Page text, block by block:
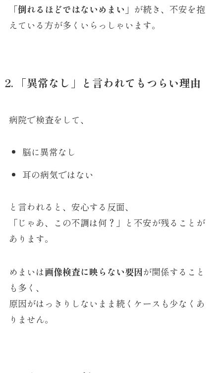
「倒れるほどではないめまい」 が続き、不安を抱
えている方が多くいらっしゃいます。
2. 「異常なし」と言われてもつらい理由
病院で検査をして、
脳に異常なし
耳の病気ではない
と言われると、安心する反面、
「じゃあ、この不調は何？」と不安が残ることが
あります。
めまいは画像検査に映らない要因が関係すること
も多く、
原因がはっきりしないまま続くケースも少なくあ
りません。